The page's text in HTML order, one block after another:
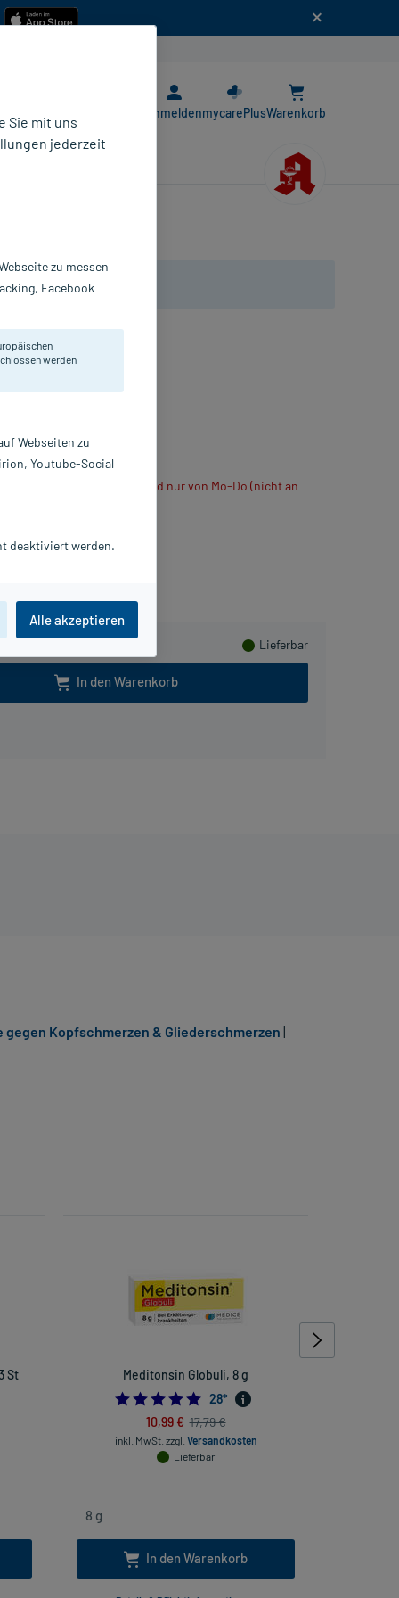
AnmeldenmycarePlusWarenkorb
Lieferbar
In den Warenkorb
Suppositorien
Arzneimittel GmbH
verschickt, daher Versand nur von Mo-Do (nicht an
St Meditonsin Globuli, 8 g
4.857142857142857
28*
10,99 € 17,79 €
inkl. MwSt. zzgl. Versandkosten
Lieferbar
In den Warenkorb
gegen Kopfschmerzen & Gliederschmerzen |
Sie mit uns
jederzeit
zu messen
Facebook
werden
Webseiten zu
Youtube-Social
deaktiviert werden.
Alle akzeptieren